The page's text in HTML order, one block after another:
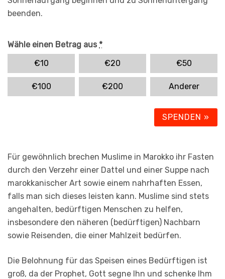
beenden.
Wähle einen Betrag aus *
€10 €20 €50
€100 €200 Anderer
SPENDEN »
Für gewöhnlich brechen Muslime in Marokko ihr Fasten
durch den Verzehr einer Dattel und einer Suppe nach
marokkanischer Art sowie einem nahrhaften Essen,
falls man sich dieses leisten kann. Muslime sind stets
angehalten, bedürftigen Menschen zu helfen,
insbesondere den näheren (bedürftigen) Nachbarn
sowie Reisenden, die einer Mahlzeit bedürfen.
Die Belohnung für das Speisen eines Bedürftigen ist
groß, da der Prophet, Gott segne Ihn und schenke Ihm